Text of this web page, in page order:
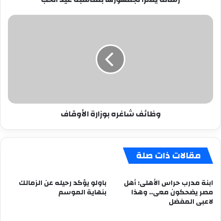
وظائف
وظائف شاغره بوزارة الأوقاف
مقالات ذات صلة
ابنة مدرب حراس الأهلى: أهل
مصر يضحكون معى.. وهذا
لاعبى المفضل
باولو يؤكد رحيله عن الزمالك
بنهاية الموسم